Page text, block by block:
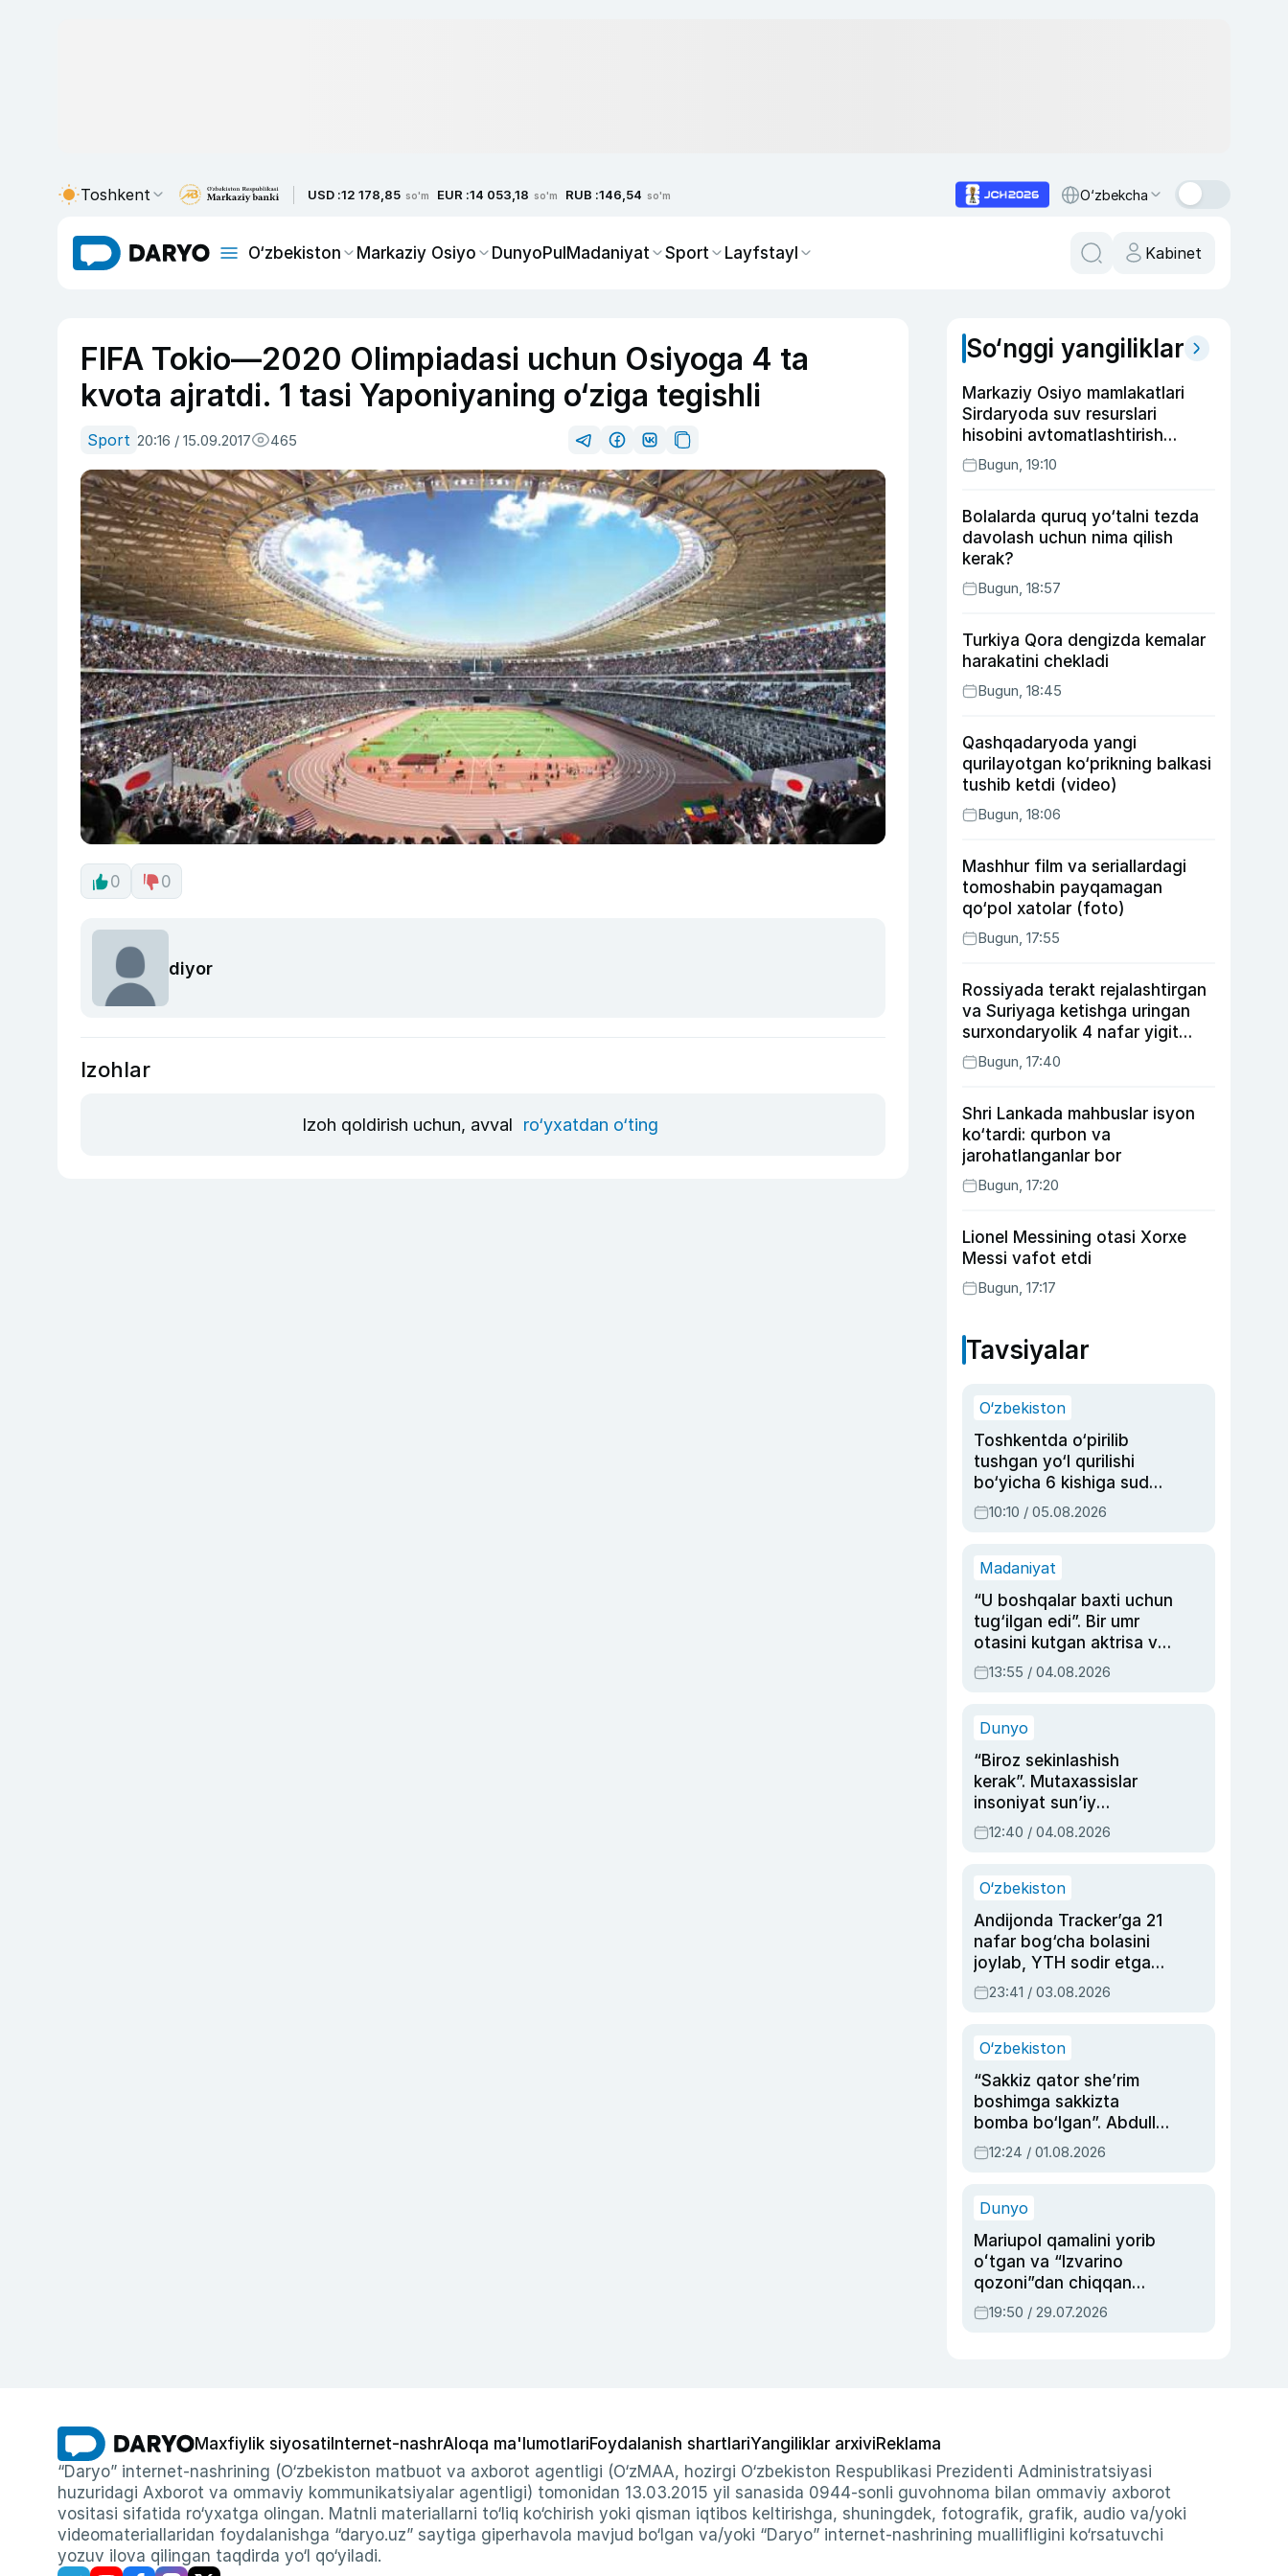
Toshkent USD :12 178,85 so'm EUR :14 053,18 so'm RUB :146,54 so'm O‘zbekcha
O‘zbekiston Markaziy Osiyo DunyoPulMadaniyat Sport Layfstayl Kabinet
FIFA Tokio—2020 Olimpiadasi uchun Osiyoga 4 ta
kvota ajratdi. 1 tasi Yaponiyaning o‘ziga tegishli
Sport 20:16 / 15.09.2017 465
0 0
diyor
Izohlar
Izoh qoldirish uchun, avval ro‘yxatdan o‘ting
So‘nggi yangiliklar
Markaziy Osiyo mamlakatlari
Sirdaryoda suv resurslari
hisobini avtomatlashtirish
rejasini ishlab chiqishni
ma’qulladi
Bugun, 19:10
Bolalarda quruq yo‘talni tezda
davolash uchun nima qilish
kerak?
Bugun, 18:57
Turkiya Qora dengizda kemalar
harakatini chekladi
Bugun, 18:45
Qashqadaryoda yangi
qurilayotgan ko‘prikning balkasi
tushib ketdi (video)
Bugun, 18:06
Mashhur film va seriallardagi
tomoshabin payqamagan
qo‘pol xatolar (foto)
Bugun, 17:55
Rossiyada terakt rejalashtirgan
va Suriyaga ketishga uringan
surxondaryolik 4 nafar yigit
qamaldi
Bugun, 17:40
Shri Lankada mahbuslar isyon
ko‘tardi: qurbon va
jarohatlanganlar bor
Bugun, 17:20
Lionel Messining otasi Xorxe
Messi vafot etdi
Bugun, 17:17
Tavsiyalar
O‘zbekiston
Toshkentda o‘pirilib
tushgan yo‘l qurilishi
bo‘yicha 6 kishiga sud
hukmi o‘qildi
10:10 / 05.08.2026
Madaniyat
“U boshqalar baxti uchun
tug‘ilgan edi”. Bir umr
otasini kutgan aktrisa va
dublyaj ustasi Rimma
Ahmedovaning
13:55 / 04.08.2026
Dunyo
“Biroz sekinlashish
kerak”. Mutaxassislar
insoniyat sun’iy
intellektni boshqara
olmay qolishidan xavotir
12:40 / 04.08.2026
O‘zbekiston
Andijonda Tracker’ga 21
nafar bog‘cha bolasini
joylab, YTH sodir etgan
ayolga sud hukmi o‘qildi
23:41 / 03.08.2026
O‘zbekiston
“Sakkiz qator she’rim
boshimga sakkizta
bomba bo‘lgan”. Abdulla
Oripovni siyosiy
ayblovlardan asrab
12:24 / 01.08.2026
Dunyo
Mariupol qamalini yorib
oʻtgan va “Izvarino
qozoni”dan chiqqan
qahramon — Ukraina
armiyasi bosh
19:50 / 29.07.2026
Maxfiylik siyosati Internet-nashrAloqa ma'lumotlariFoydalanish shartlariYangiliklar arxiviReklama
“Daryo” internet-nashrining (O‘zbekiston matbuot va axborot agentligi (O‘zMAA, hozirgi O‘zbekiston Respublikasi Prezidenti Administratsiyasi
huzuridagi Axborot va ommaviy kommunikatsiyalar agentligi) tomonidan 13.03.2015 yil sanasida 0944-sonli guvohnoma bilan ommaviy axborot
vositasi sifatida ro‘yxatga olingan. Matnli materiallarni to‘liq ko‘chirish yoki qisman iqtibos keltirishga, shuningdek, fotografik, grafik, audio va/yoki
videomateriallaridan foydalanishga “daryo.uz” saytiga giperhavola mavjud bo‘lgan va/yoki “Daryo” internet-nashrining muallifligini ko‘rsatuvchi
yozuv ilova qilingan taqdirda yo‘l qo‘yiladi.